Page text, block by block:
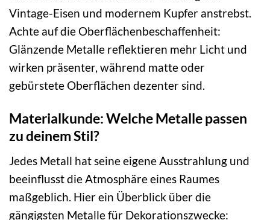
Vintage-Eisen und modernem Kupfer anstrebst.
Achte auf die Oberflächenbeschaffenheit:
Glänzende Metalle reflektieren mehr Licht und
wirken präsenter, während matte oder
gebürstete Oberflächen dezenter sind.
Materialkunde: Welche Metalle passen
zu deinem Stil?
Jedes Metall hat seine eigene Ausstrahlung und
beeinflusst die Atmosphäre eines Raumes
maßgeblich. Hier ein Überblick über die
gängigsten Metalle für Dekorationszwecke: